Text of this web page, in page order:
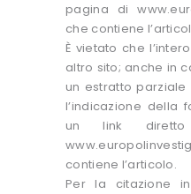
pagina di
che contiene
È vietato che
altro sito; anche in
un estratto
l’indicazione della
un link
contiene l’articolo.
Per la citazione